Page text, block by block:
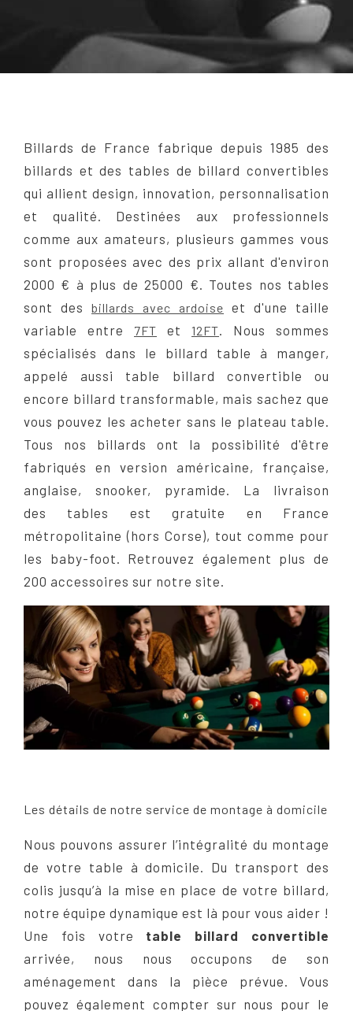
Billards de France fabrique depuis 1985 des
billards et des tables de billard convertibles
qui allient design, innovation, personnalisation
et qualité. Destinées aux professionnels
comme aux amateurs, plusieurs gammes vous
sont proposées avec des prix allant d'environ
2000 € à plus de 25000 €. Toutes nos tables
sont des billards avec ardoise et d'une taille
variable entre 7FT et 12FT. Nous sommes
spécialisés dans le billard table à manger,
appelé aussi table billard convertible ou
encore billard transformable, mais sachez que
vous pouvez les acheter sans le plateau table.
Tous nos billards ont la possibilité d'être
fabriqués en version américaine, française,
anglaise, snooker, pyramide. La livraison
des tables est gratuite en France
métropolitaine (hors Corse), tout comme pour
les baby-foot. Retrouvez également plus de
200 accessoires sur notre site.
Les détails de notre service de montage à domicile
Nous pouvons assurer l’intégralité du montage
de votre table à domicile. Du transport des
colis jusqu’à la mise en place de votre billard,
notre équipe dynamique est là pour vous aider !
Une fois votre table billard convertible
arrivée, nous nous occupons de son
aménagement dans la pièce prévue. Vous
pouvez également compter sur nous pour le